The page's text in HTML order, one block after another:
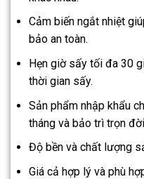
Cảm biến ngắt nhiệt
bảo an toàn.
Hẹn giờ sấy tối đa 30
thời gian sấy.
Sản phẩm nhập khẩu
tháng và bảo trì trọn
Độ bền và chất lượng
Giá cả hợp lý và phù